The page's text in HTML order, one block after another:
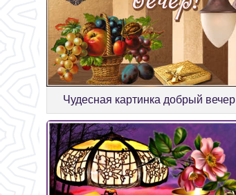
Чудесная картинка добрый вечер